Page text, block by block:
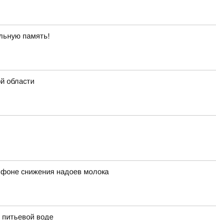
память!
области
фоне снижения надоев молока
воде